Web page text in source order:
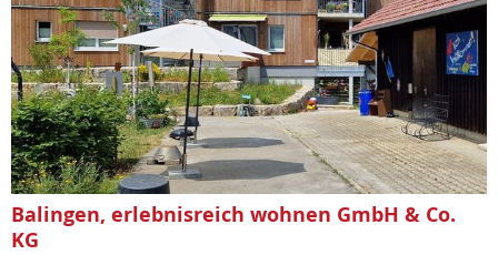
Balingen, erlebnisreich wohnen GmbH & Co.
KG